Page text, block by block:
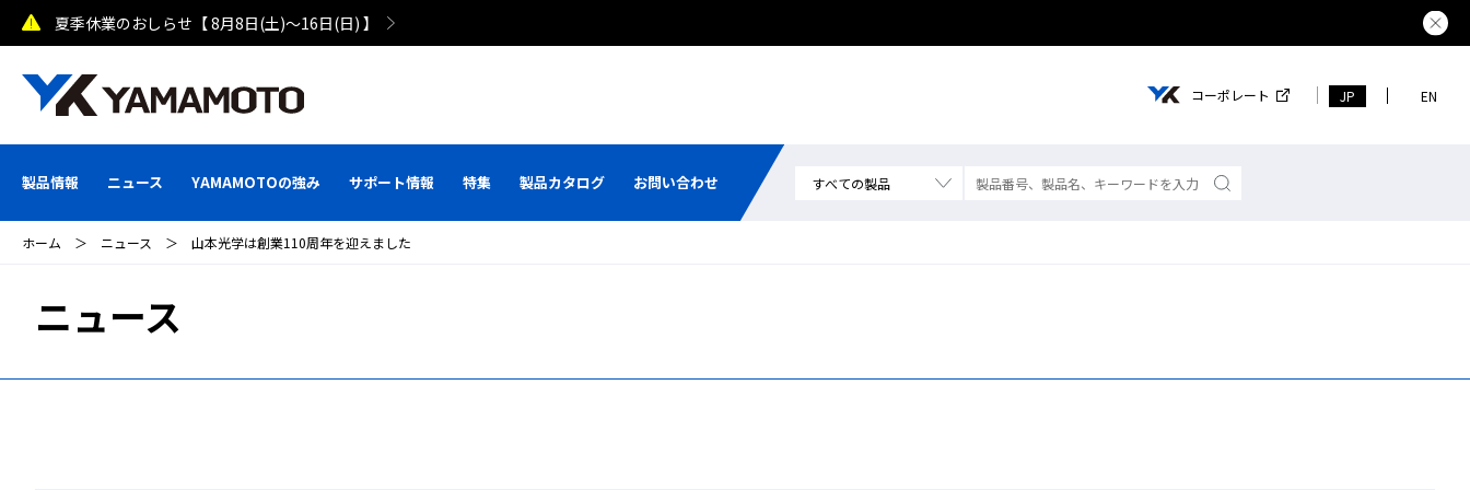
コーポレート JP EN
製品情報 ニュース YAMAMOTOの強み サポート情報 特集 製品カタログ お問い合わせ
ホーム ＞ ニュース ＞ 山本光学は創業110周年を迎えました
ニュース